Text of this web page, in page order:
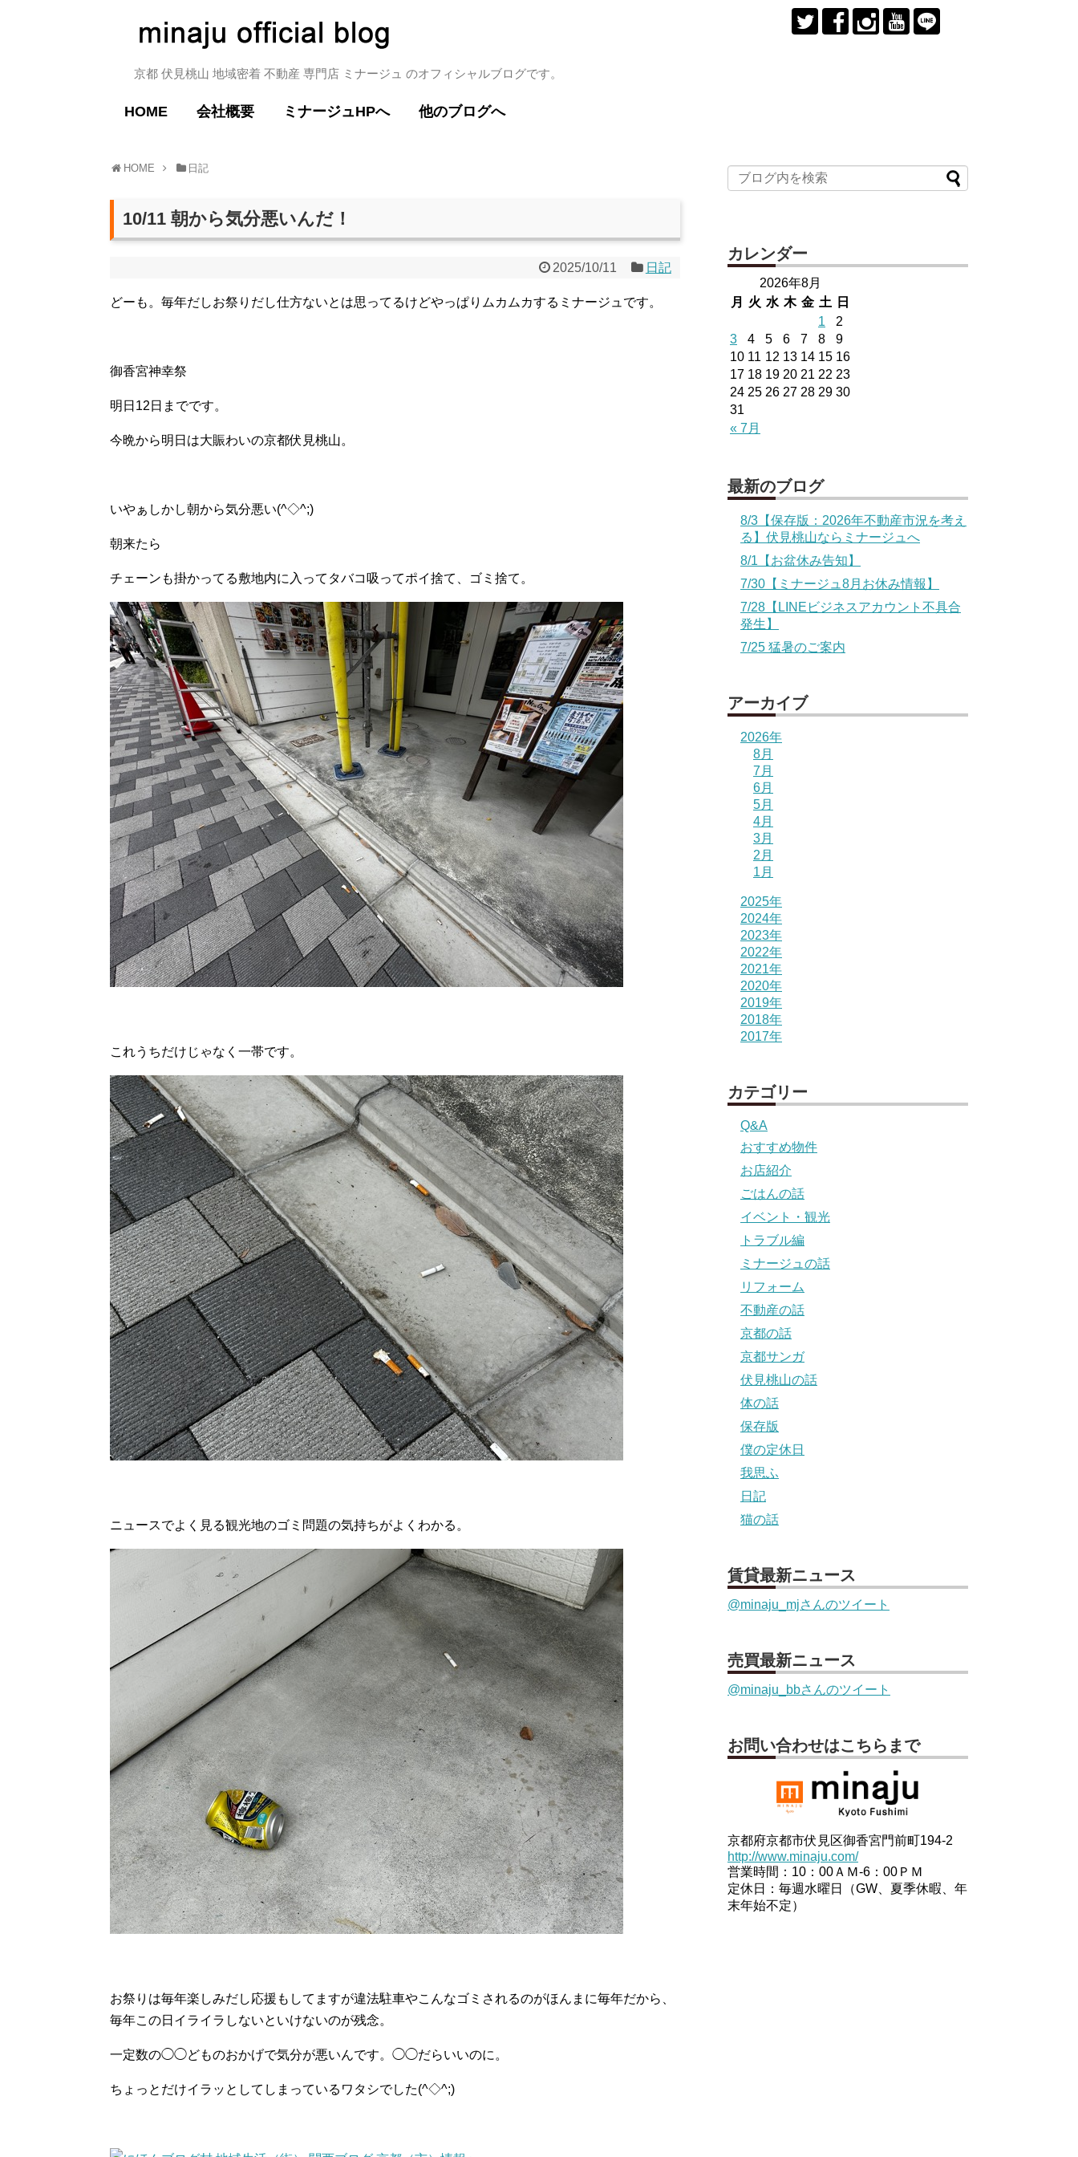
京都 伏見桃山 地域密着 不動産 専門店 ミナージュ のオフィシャルブログです。
HOME 会社概要 ミナージュHPへ 他のブログへ
HOME 日記
10/11 朝から気分悪いんだ！
2025/10/11 日記
どーも。毎年だしお祭りだし仕方ないとは思ってるけどやっぱりムカムカするミナージュです。
御香宮神幸祭
明日12日までです。
今晩から明日は大賑わいの京都伏見桃山。
いやぁしかし朝から気分悪い(^◇^;)
朝来たら
チェーンも掛かってる敷地内に入ってタバコ吸ってポイ捨て、ゴミ捨て。
これうちだけじゃなく一帯です。
ニュースでよく見る観光地のゴミ問題の気持ちがよくわかる。
お祭りは毎年楽しみだし応援もしてますが違法駐車やこんなゴミされるのがほんまに毎年だから、
毎年この日イライラしないといけないのが残念。
一定数の◯◯どものおかげで気分が悪いんです。◯◯だらいいのに。
ちょっとだけイラッとしてしまっているワタシでした(^◇^;)
カレンダー
2026年8月
月
火 水 木 金 土 日
« 7月
1
2
3
4 5 6 7 8
9
10 11 12 13 14 15 16
17 18 19 20 21 22 23
24 25 26 27 28 29 30
31
最新のブログ
8/3【保存版：2026年不動産市況を考え
る】伏見桃山ならミナージュへ
8/1【お盆休み告知】
7/30【ミナージュ8月お休み情報】
7/28【LINEビジネスアカウント不具合
発生】
7/25 猛暑のご案内
アーカイブ
2026年
8月
7月
6月
5月
4月
3月
2月
1月
2025年
2024年
2023年
2022年
2021年
2020年
2019年
2018年
2017年
カテゴリー
Q&A
おすすめ物件
お店紹介
ごはんの話
イベント・観光
トラブル編
ミナージュの話
リフォーム
不動産の話
京都の話
京都サンガ
伏見桃山の話
体の話
保存版
僕の定休日
我思ふ
日記
猫の話
賃貸最新ニュース
@minaju_mjさんのツイート
売買最新ニュース
@minaju_bbさんのツイート
お問い合わせはこちらまで
京都府京都市伏見区御香宮門前町194-2
http://www.minaju.com/
営業時間：10：00ＡＭ-6：00ＰＭ
定休日：毎週水曜日（GW、夏季休暇、年
末年始不定）